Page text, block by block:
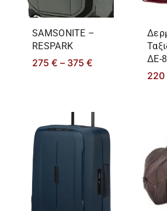
SAMSONITE –
RESPARK
275 € – 375 €
ΔΕ-
220